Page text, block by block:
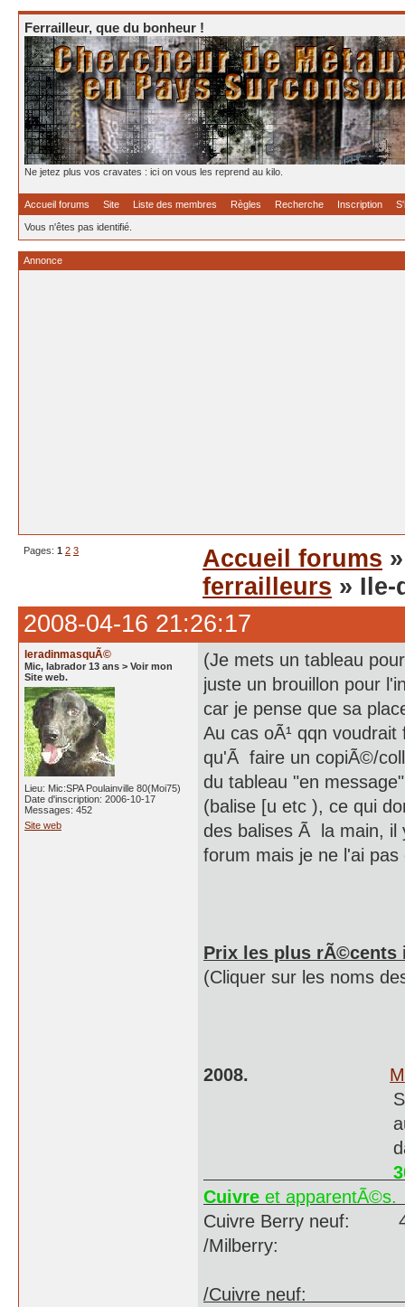
Ferrailleur, que du bonheur !
Ne jetez plus vos cravates : ici on vous les reprend au kilo.
Accueil forums Site Liste des membres Règles Recherche Inscription
Vous n'êtes pas identifié.
Annonce
Pages: 1 2 3 Accueil forums
ferrailleurs » Ile-
2008-04-16 21:26:17
leradinmasquÃ©
Mic, labrador 13 ans > Voir mon
Site web.
Lieu: Mic:SPA Poulainville 80(Moi75)
Date d'inscription: 2006-10-17
Messages: 452
Site web
(Je mets un tableau
juste un brouillon pour
car je pense que sa
Au cas oÃ¹ qqn
qu'Ã faire un copiÃ©/
du tableau "en
(balise [u etc ), ce qui
des balises Ã la main, il
forum mais je ne l'ai pas
Prix les plus rÃ©cents
(Cliquer sur les noms
2008.
Sauf
autre
date:
30/06.
Cuivre et
Cuivre Berry
/
/